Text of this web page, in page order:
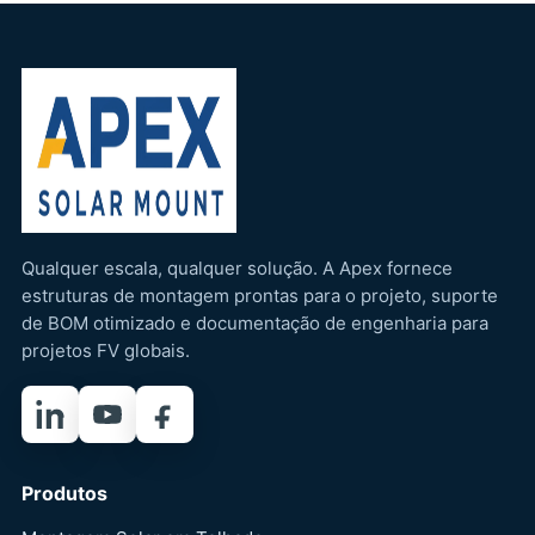
Qualquer escala, qualquer solução. A Apex fornece
estruturas de montagem prontas para o projeto, suporte
de BOM otimizado e documentação de engenharia para
projetos FV globais.
LinkedInYouTubeFacebook
Produtos